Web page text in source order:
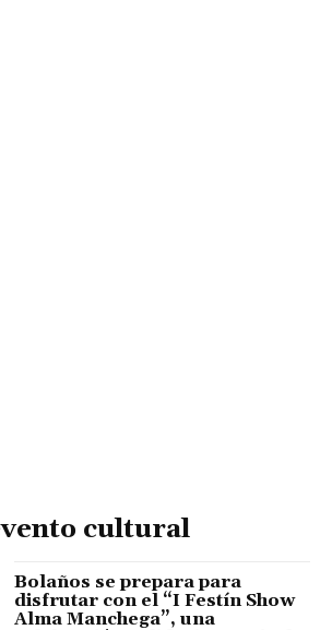
cultural
Bolaños se prepara para
disfrutar con el “I Festín Show
Alma Manchega”, una